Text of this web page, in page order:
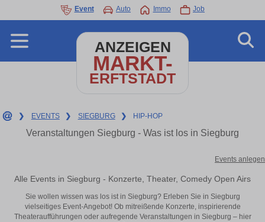
Event Auto Immo Job
ANZEIGEN
MARKT-
ERFTSTADT
❯ EVENTS ❯ SIEGBURG ❯ HIP-HOP
Veranstaltungen Siegburg - Was ist los in Siegburg
Events anlegen
Alle Events in Siegburg - Konzerte, Theater, Comedy Open Airs
Sie wollen wissen was los ist in Siegburg? Erleben Sie in Siegburg
vielseitiges Event-Angebot! Ob mitreißende Konzerte, inspirierende
Theateraufführungen oder aufregende Veranstaltungen in Siegburg – hier